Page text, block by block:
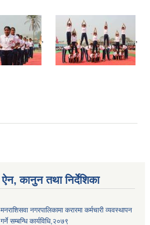
, ,
ऐन, कानुन तथा निर्देशिका
मनराशिसवा नगरपालिकामा करारमा कर्मचारी व्यवस्थापन
गर्ने सम्बन्धि कार्यविधि,२०७९